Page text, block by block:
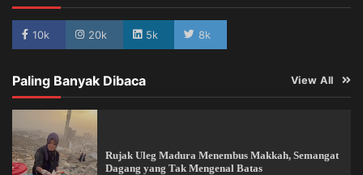
10k 20k 5k 8k
Paling Banyak Dibaca View All
Rujak Uleg Madura Menembus Makkah, Semangat
Dagang yang Tak Mengenal Batas